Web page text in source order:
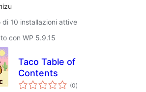
di 10 installazioni attive
con WP 5.9.15
Taco Table of
Contents
(0valutazioni
totali
)